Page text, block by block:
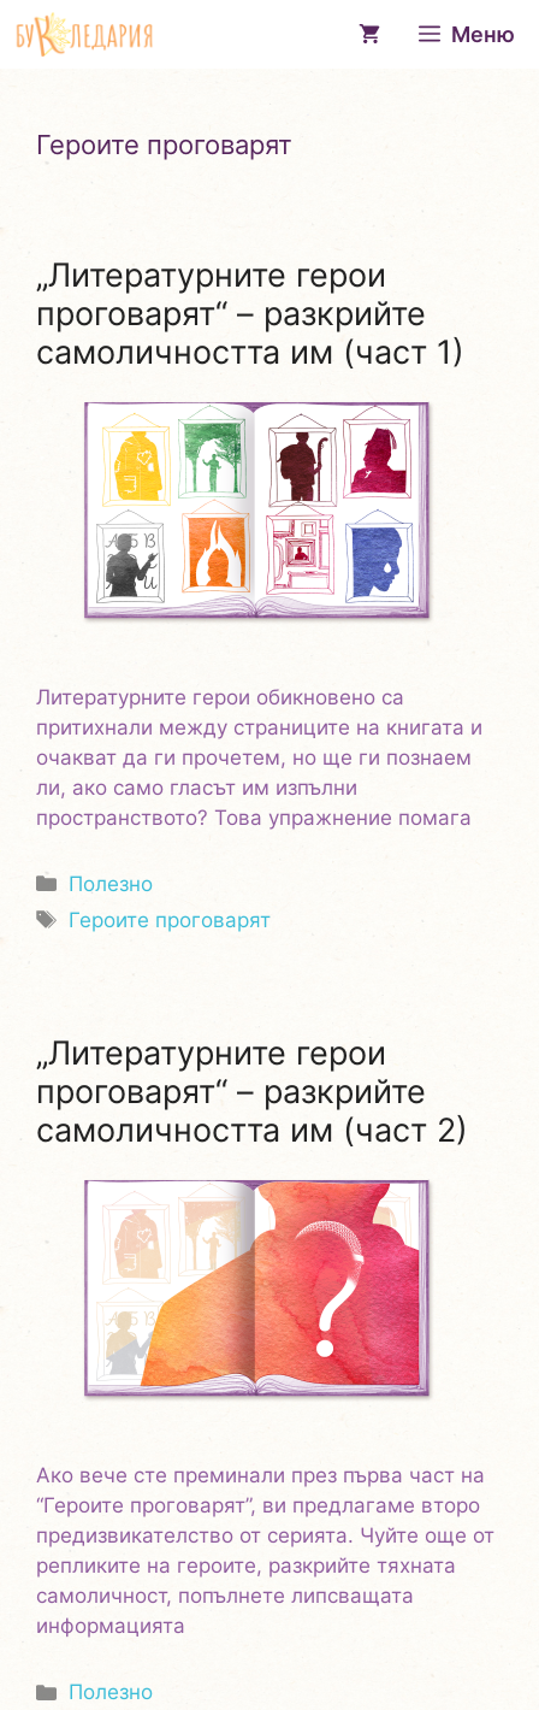
Към
съдържанието
Меню
Героите проговарят
„Литературните герои
проговарят“ – разкрийте
самоличността им (част 1)
Литературните герои обикновено са
притихнали между страниците на книгата и
очакват да ги прочетем, но ще ги познаем
ли, ако само гласът им изпълни
пространството? Това упражнение помага
Категории
Полезно
Етикети
Героите проговарят
„Литературните герои
проговарят“ – разкрийте
самоличността им (част 2)
Ако вече сте преминали през първа част на
“Героите проговарят”, ви предлагаме второ
предизвикателство от серията. Чуйте още от
репликите на героите, разкрийте тяхната
самоличност, попълнете липсващата
информацията
Категории
Полезно